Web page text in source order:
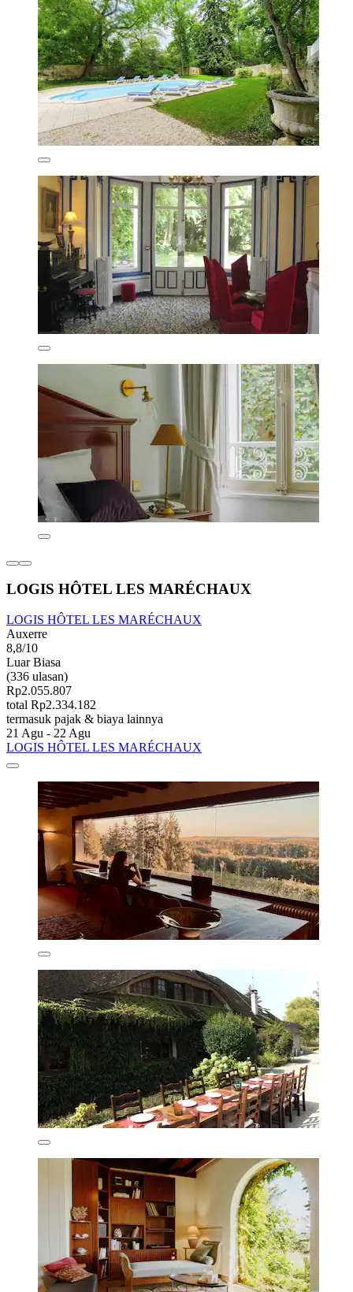
LOGIS HÔTEL LES MARÉCHAUX
LOGIS HÔTEL LES MARÉCHAUX
Auxerre
8,8/10
Luar Biasa
(336 ulasan)
Rp2.055.807
total Rp2.334.182
termasuk pajak & biaya lainnya
21 Agu - 22 Agu
LOGIS HÔTEL LES MARÉCHAUX